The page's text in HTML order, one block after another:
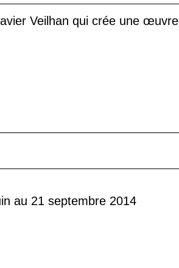
Veilhan qui crée une œuvre
au 21 septembre 2014